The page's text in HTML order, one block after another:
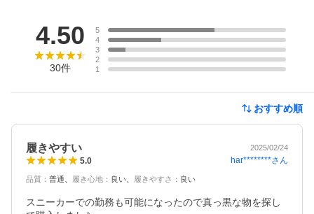
4.50
30件
5
4
3
2
1
おすすめ順
履きやすい 2025/02/24
5.0 har********さん
品質 ： 普通 履き心地 ： 良い 履きやすさ ： 良い
スニーカーでの勤務も可能になったので真っ黒な物を探し